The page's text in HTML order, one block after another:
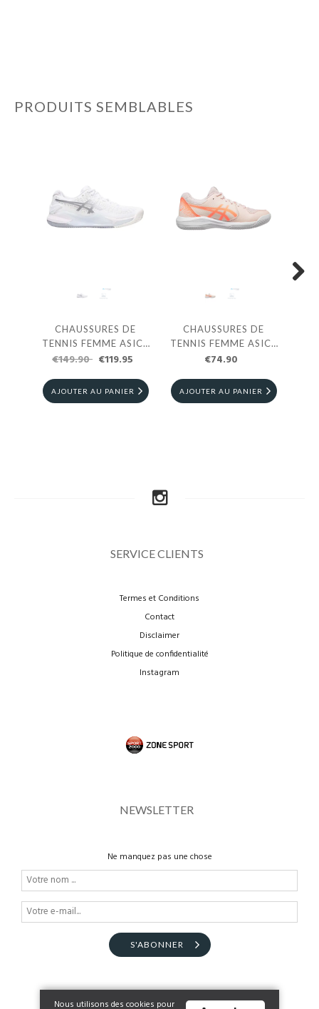
PRODUITS SEMBLABLES
CHAUSSURES DE
TENNIS FEMME ASICS
GEL-RESOLUTION 9
€149.90 €119.95
AJOUTER AU PANIER
CHAUSSURES DE
TENNIS FEMME ASICS
GEL-DEDICATE 8 CLAY
€74.90
AJOUTER AU PANIER
SERVICE CLIENTS
Termes et Conditions
Contact
Disclaimer
Politique de confidentialité
Instagram
NEWSLETTER
Ne manquez pas une chose
S'ABONNER
Nous utilisons des cookies pour